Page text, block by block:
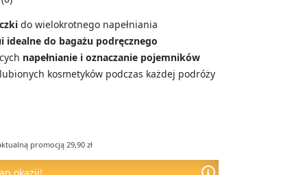
do wielokrotnego napełniania
idealne do bagażu podręcznego
napełnianie i oznaczanie pojemników
kosmetyków podczas każdej podróży
promocją 29,90 zł